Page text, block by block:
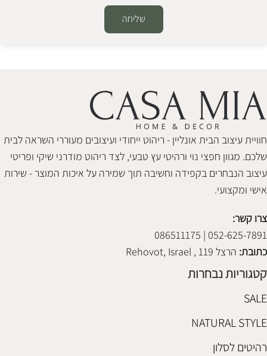
שליחה
חוויית עיצוב הבית אונליין - ריהוט ייחודי ועיצובים מעוררי השראה לבית
שלכם. מגוון חפצי נוי ורהיטי עץ טבעי, לצד ריהוט מודרני שיקי ופריטי
עיצוב הנבחרים בקפידה וחשיבה תוך שמירה על איכות המוצר - שירות
אישי ומקצועי.
צרו קשר:
052-625-7891 | 086511175
כתובת: הרצל 119 , Rehovot, Israel
קטגוריות נבחרות
SALE
NATURAL STYLE
רהיטים לסלון